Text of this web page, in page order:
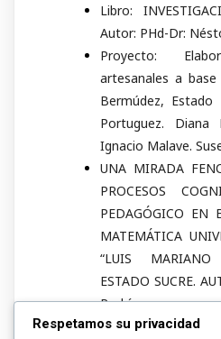
Libro:
Autor: PHd-Dr:
Proyecto:
artesanales a
Bermúdez, Estado
Portuguez. Diana
Ignacio Malave.
UNA MIRADA
PROCESOS
PEDAGÓGICO EN
MATEMÁTICA
“LUIS MARIANO
ESTADO SUCRE.
Rodríguez
PRINCIPIOS DE
Respetamos su privacidad